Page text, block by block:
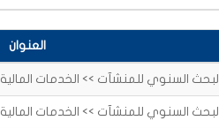
العنوان
البحث السنوي للمنشآت >> الخدمات المالية 2019
البحث السنوي للمنشآت >> الخدمات المالية 2018